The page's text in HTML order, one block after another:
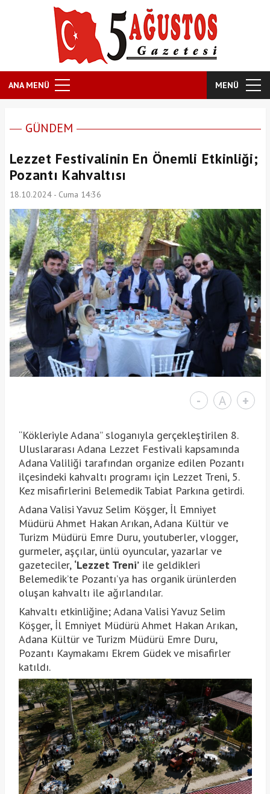
ANA MENÜ MENÜ
GÜNDEM
Lezzet Festivalinin En Önemli Etkinliği;
Pozantı Kahvaltısı
18.10.2024 - Cuma 14:36
- A +
“Kökleriyle Adana” sloganıyla gerçekleştirilen 8.
Uluslararası Adana Lezzet Festivali kapsamında
Adana Valiliği tarafından organize edilen Pozantı
ilçesindeki kahvaltı programı için Lezzet Treni, 5.
Kez misafirlerini Belemedik Tabiat Parkına getirdi.
Adana Valisi Yavuz Selim Köşger, İl Emniyet
Müdürü Ahmet Hakan Arıkan, Adana Kültür ve
Turizm Müdürü Emre Duru, youtuberler, vlogger,
gurmeler, aşçılar, ünlü oyuncular, yazarlar ve
gazeteciler, ‘Lezzet Treni’ile geldikleri
Belemedik’te Pozantı’ya has organik ürünlerden
oluşan kahvaltı ile ağırlandılar.
Kahvaltı etkinliğine; Adana Valisi Yavuz Selim
Köşger, İl Emniyet Müdürü Ahmet Hakan Arıkan,
Adana Kültür ve Turizm Müdürü Emre Duru,
Pozantı Kaymakamı Ekrem Güdek ve misafirler
katıldı.